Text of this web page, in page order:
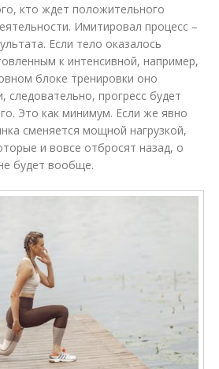
кто ждет положительного
Имитировал процесс –
Если тело оказалось
к интенсивной, например,
блоке тренировки оно
следовательно, прогресс будет
Это как минимум. Если же явно
сменяется мощной нагрузкой,
и вовсе отбросят назад, о
будет вообще.